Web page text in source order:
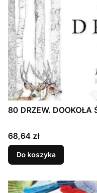
80 DRZEW. DOOKOŁA
Cena
68,64 zł
Do koszyka